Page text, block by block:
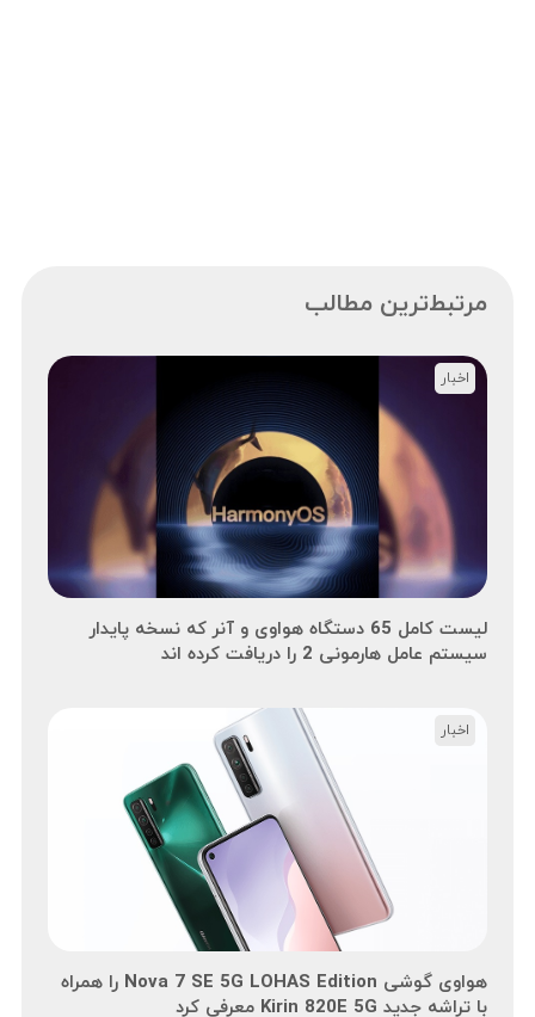
مرتبط‌ترین مطالب
لیست کامل 65 دستگاه هواوی و آنر که نسخه پایدار
سیستم عامل هارمونی 2 را دریافت کرده اند
اخبار
هواوی گوشی Nova 7 SE 5G LOHAS Edition را همراه
با تراشه جدید Kirin 820E 5G معرفی کرد
اخبار